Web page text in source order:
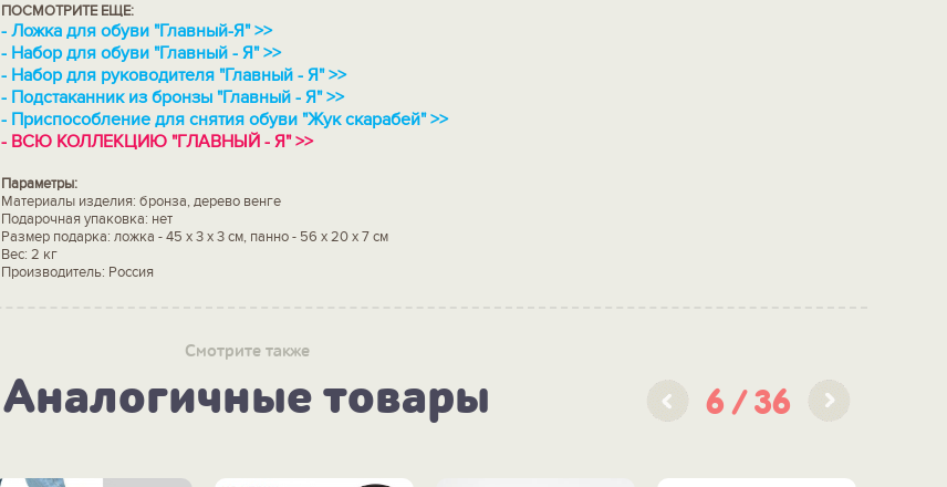
ПОСМОТРИТЕ ЕЩЕ:
- Ложка для обуви "Главный-Я" >>
- Набор для обуви "Главный - Я">>
- Набор для руководителя "Главный - Я">>
- Подстаканник из бронзы "Главный - Я">>
- Приспособление для снятия обуви "Жук скарабей">>
- ВСЮ КОЛЛЕКЦИЮ "ГЛАВНЫЙ - Я" >>
Параметры:
Материалы изделия: бронза, дерево венге
Подарочная упаковка: нет
Размер подарка: ложка - 45 х 3 х 3 см, панно - 56 х 20 х 7 см
Вес: 2 кг
Производитель: Россия
Смотрите также
Аналогичные товары 6 36